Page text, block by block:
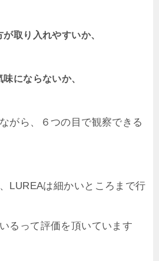
取り入れやすいか、
にならないか、
がら、６つの目で観察できる
LUREAは細かいところまで行
るって評価を頂いています